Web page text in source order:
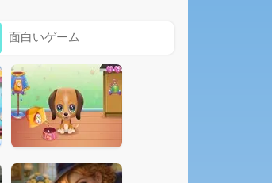
面白いゲーム